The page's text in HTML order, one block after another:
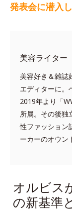
発表会に潜入
美容ライタ
美容好き＆雑誌
エディターに。
2019年より「
所属。その後独
性ファッション
ーカーのオウン
オルビス
の新基準